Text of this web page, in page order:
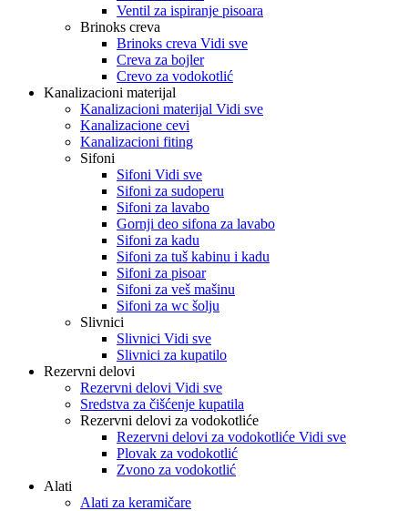
Ventil za ispiranje pisoara
Brinoks creva
Brinoks creva Vidi sve
Creva za bojler
Crevo za vodokotlić
Kanalizacioni materijal
Kanalizacioni materijal Vidi sve
Kanalizacione cevi
Kanalizacioni fiting
Sifoni
Sifoni Vidi sve
Sifoni za sudoperu
Sifoni za lavabo
Gornji deo sifona za lavabo
Sifoni za kadu
Sifoni za tuš kabinu i kadu
Sifoni za pisoar
Sifoni za veš mašinu
Sifoni za wc šolju
Slivnici
Slivnici Vidi sve
Slivnici za kupatilo
Rezervni delovi
Rezervni delovi Vidi sve
Sredstva za čišćenje kupatila
Rezervni delovi za vodokotliće
Rezervni delovi za vodokotliće Vidi sve
Plovak za vodokotlić
Zvono za vodokotlić
Alati
Alati za keramičare